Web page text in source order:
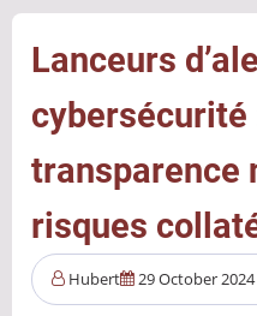
crise
?
Lanceurs
cybersécurité
transparence
risques
Hubert 29 October 2024